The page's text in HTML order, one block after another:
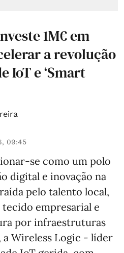
1M€ em
a revolução
IoT e ‘Smart
09:45
se como um polo
digital e inovação na
pelo talento local,
empresarial e
por infraestruturas
Wireless Logic - líder